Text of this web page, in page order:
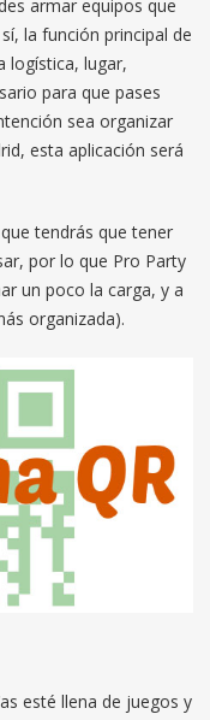
armar equipos que
la función principal de
logística, lugar,
para que pases
sea organizar
esta aplicación será
tendrás que tener
por lo que Pro Party
un poco la carga, y a
organizada).
esté llena de juegos y